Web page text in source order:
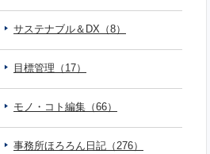
サステナブル＆DX（8）
目標管理（17）
モノ・コト編集（66）
事務所ほろろん日記（276）